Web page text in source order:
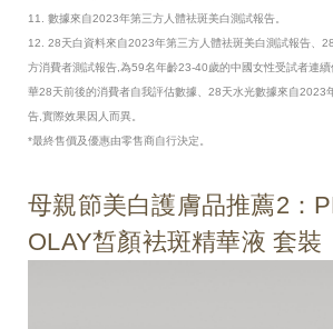
11. 數據來自2023年第三方人體祛斑美白測試報告。
12. 28天白資料來自2023年第三方人體祛斑美白測試報告、
方消費者測試報告,為59名年齡23-40歲的中國女性受試者連
華28天前後的消費者自我評估數據、28天水光數據來自2023
告,實際效果因人而異。
*最終售價及優惠由零售商自行決定。
母親節美白護膚品推薦2：
OLAY皙顏袪斑精華液 套裝